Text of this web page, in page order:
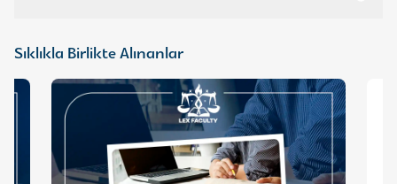
LexFaculty nedir?
Lex Faculty, Türkiye’de hukuk alanında
yapılan ve/veya yapılacak olan tüm sınavlar
için birebir ders, grup dersleri ve
online/offline eğitimleri veren bir kuruluştur.
LexFaculty'de yer alan eğitimler nelerdir?
Hukuk Mesleklerine Giriş Sınavı (HMGS), Adli
Yargı Sınavı, İdari Yargı Sınavı ve Vize-Final
LexFaculty'de yer alan eğitimlerin içeriği
Sıklıkla Birlikte Alınanlar